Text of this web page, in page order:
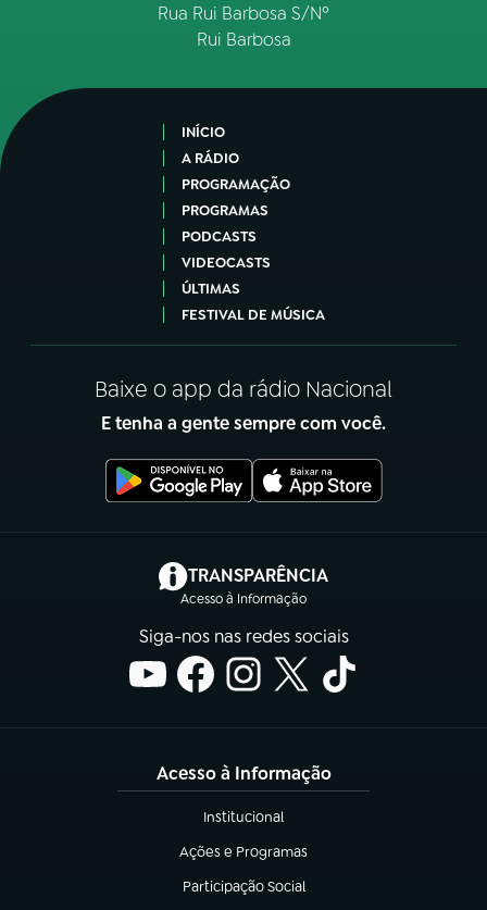
Rua Rui Barbosa S/Nº
Rui Barbosa
INÍCIO
A RÁDIO
PROGRAMAÇÃO
PROGRAMAS
PODCASTS
VIDEOCASTS
ÚLTIMAS
FESTIVAL DE MÚSICA
Baixe o app da rádio Nacional
E tenha a gente sempre com você.
TRANSPARÊNCIA
Acesso à Informação
(abre em nova aba)
Siga-nos nas redes sociais
Acesso à Informação
Institucional
(abre em nova aba)
Ações e Programas
(abre em nova aba)
Participação Social
(abre em nova aba)